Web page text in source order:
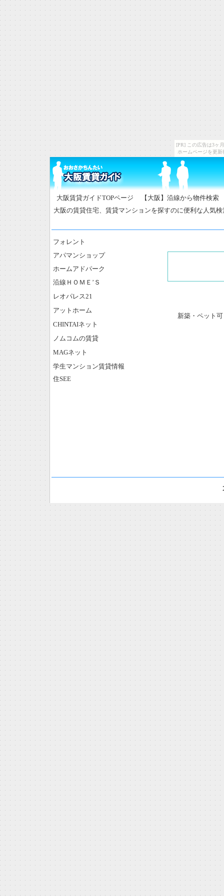
[PR] この広告は3ヶ
ホームページを更
大阪賃貸ガイドTOPページ
【大阪】沿線から物件検
大阪の賃貸住宅、賃貸マンションを探すのに便利な人気
フォレント
アパマンショップ
ホームアドパーク
沿線ＨＯＭＥ’Ｓ
レオパレス21
アットホーム
CHINTAIネット
ノムコムの賃貸
MAGネット
学生マンション賃貸情報
住SEE
新築・ペット